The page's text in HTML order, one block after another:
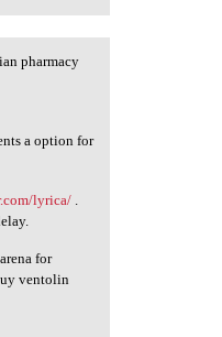
pharmacy
a option for
lyrica/
for
ventolin